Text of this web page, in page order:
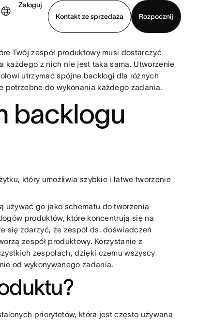
Zaloguj
Kontakt ze sprzedażą
Rozpocznij
prezentację Pobierz aplikację
Twój zespół produktowy musi dostarczyć
każdego z nich nie jest taka sama. Utworzenie
utrzymać spójne backlogi dla różnych
potrzebne do wykonania każdego zadania.
backlogu
który umożliwia szybkie i łatwe tworzenie
używać go jako schematu do tworzenia
produktów, które koncentrują się na
się zdarzyć, że zespół ds. doświadczeń
zespół produktowy. Korzystanie z
zespołach, dzięki czemu wszyscy
od wykonywanego zadania.
priorytetów, która jest często używana